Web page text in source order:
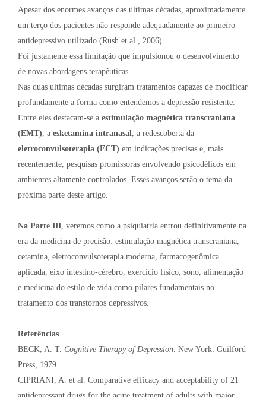
Apesar dos enormes avanços das últimas décadas, aproximadamente
um terço dos pacientes não responde adequadamente ao primeiro
antidepressivo utilizado (Rush et al., 2006).
Foi justamente essa limitação que impulsionou o desenvolvimento
de novas abordagens terapêuticas.
Nas duas últimas décadas surgiram tratamentos capazes de modificar
profundamente a forma como entendemos a depressão resistente.
Entre eles destacam-se a estimulação magnética transcraniana
(EMT), a esketamina intranasal, a redescoberta da
eletroconvulsoterapia (ECT) em indicações precisas e, mais
recentemente, pesquisas promissoras envolvendo psicodélicos em
ambientes altamente controlados. Esses avanços serão o tema da
próxima parte deste artigo.
Na Parte III, veremos como a psiquiatria entrou definitivamente na
era da medicina de precisão: estimulação magnética transcraniana,
cetamina, eletroconvulsoterapia moderna, farmacogenômica
aplicada, eixo intestino-cérebro, exercício físico, sono, alimentação
e medicina do estilo de vida como pilares fundamentais no
tratamento dos transtornos depressivos.
Referências
BECK, A. T. Cognitive Therapy of Depression. New York: Guilford
Press, 1979.
CIPRIANI, A. et al. Comparative efficacy and acceptability of 21